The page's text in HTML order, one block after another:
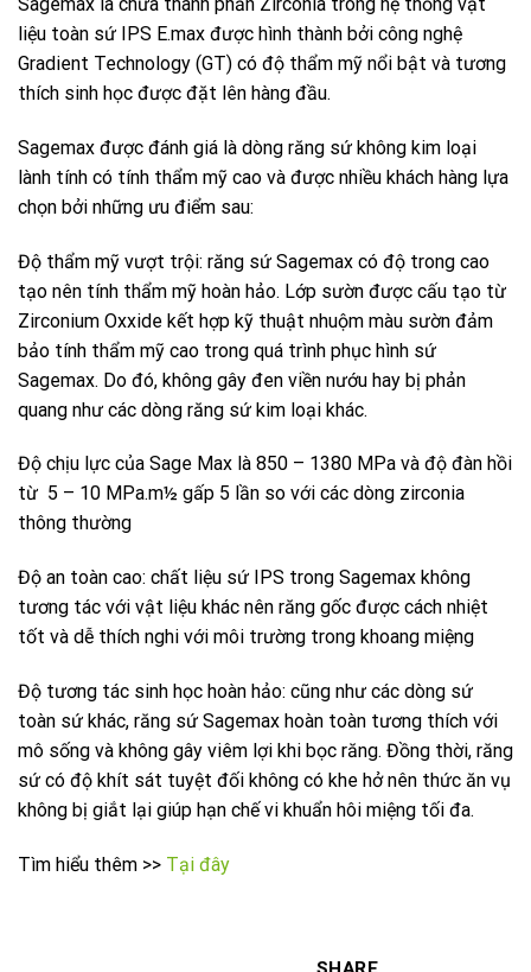
liệu toàn sứ IPS E.max được hình thành bởi công nghệ
Gradient Technology (GT) có độ thẩm mỹ nổi bật và tương
thích sinh học được đặt lên hàng đầu.
Sagemax được đánh giá là dòng răng sứ không kim loại
lành tính có tính thẩm mỹ cao và được nhiều khách hàng lựa
chọn bởi những ưu điểm sau:
Độ thẩm mỹ vượt trội: răng sứ Sagemax có độ trong cao
tạo nên tính thẩm mỹ hoàn hảo. Lớp sườn được cấu tạo từ
Zirconium Oxxide kết hợp kỹ thuật nhuộm màu sườn đảm
bảo tính thẩm mỹ cao trong quá trình phục hình sứ
Sagemax. Do đó, không gây đen viền nướu hay bị phản
quang như các dòng răng sứ kim loại khác.
Độ chịu lực của Sage Max là 850 – 1380 MPa và độ đàn hồi
từ 5 – 10 MPa.m½ gấp 5 lần so với các dòng zirconia
thông thường
Độ an toàn cao: chất liệu sứ IPS trong Sagemax không
tương tác với vật liệu khác nên răng gốc được cách nhiệt
tốt và dễ thích nghi với môi trường trong khoang miệng
Độ tương tác sinh học hoàn hảo: cũng như các dòng sứ
toàn sứ khác, răng sứ Sagemax hoàn toàn tương thích với
mô sống và không gây viêm lợi khi bọc răng. Đồng thời, răng
sứ có độ khít sát tuyệt đối không có khe hở nên thức ăn vụ
không bị giắt lại giúp hạn chế vi khuẩn hôi miệng tối đa.
Tìm hiểu thêm >> Tại đây